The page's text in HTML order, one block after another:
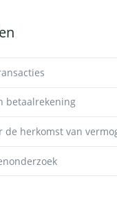
betaalrekening
de herkomst van